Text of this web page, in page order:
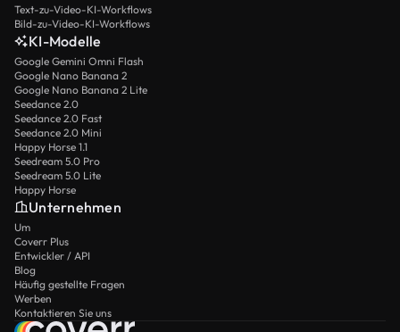
Text-zu-Video-KI-Workflows
Bild-zu-Video-KI-Workflows
KI-Modelle
Google Gemini Omni Flash
Google Nano Banana 2
Google Nano Banana 2 Lite
Seedance 2.0
Seedance 2.0 Fast
Seedance 2.0 Mini
Happy Horse 1.1
Seedream 5.0 Pro
Seedream 5.0 Lite
Happy Horse
Unternehmen
Um
Coverr Plus
Entwickler / API
Blog
Häufig gestellte Fragen
Werben
Kontaktieren Sie uns